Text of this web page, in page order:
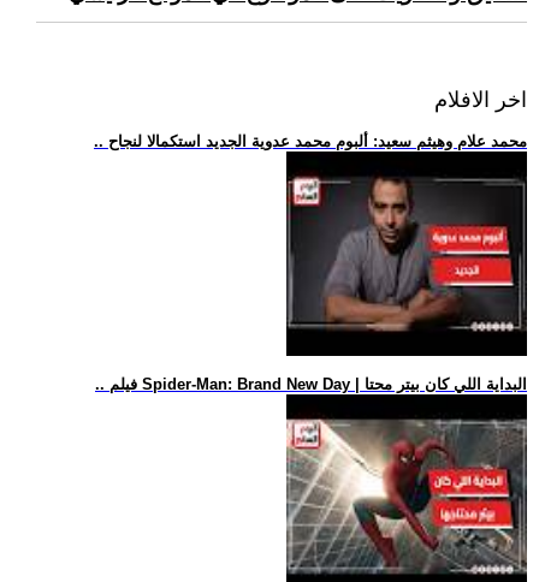
اخر الافلام
.. محمد علام وهيثم سعيد: ألبوم محمد عدوية الجديد استكمالا لنجاح
.. فيلم Spider-Man: Brand New Day | البداية اللي كان بيتر محتا